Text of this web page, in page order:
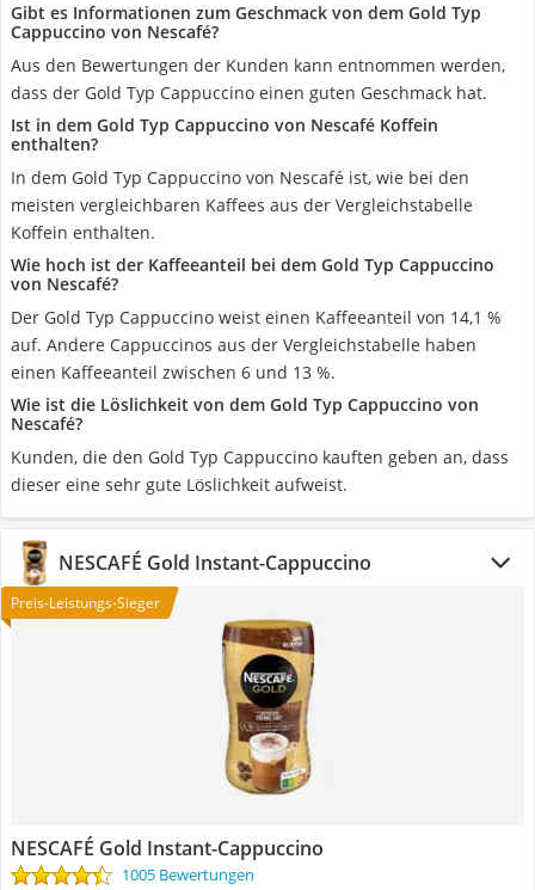
Gibt es Informationen zum Geschmack von dem Gold Typ
Cappuccino von Nescafé?
Aus den Bewertungen der Kunden kann entnommen werden,
dass der Gold Typ Cappuccino einen guten Geschmack hat.
Ist in dem Gold Typ Cappuccino von Nescafé Koffein
enthalten?
In dem Gold Typ Cappuccino von Nescafé ist, wie bei den
meisten vergleichbaren Kaffees aus der Vergleichstabelle
Koffein enthalten.
Wie hoch ist der Kaffeeanteil bei dem Gold Typ Cappuccino
von Nescafé?
Der Gold Typ Cappuccino weist einen Kaffeeanteil von 14,1 %
auf. Andere Cappuccinos aus der Vergleichstabelle haben
einen Kaffeeanteil zwischen 6 und 13 %.
Wie ist die Löslichkeit von dem Gold Typ Cappuccino von
Nescafé?
Kunden, die den Gold Typ Cappuccino kauften geben an, dass
dieser eine sehr gute Löslichkeit aufweist.
NESCAFÉ Gold Instant-Cappuccino
Preis-Leistungs-Sieger
NESCAFÉ Gold Instant-Cappuccino
1005 Bewertungen